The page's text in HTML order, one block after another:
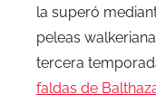
la superó
peleas
tercera
faldas de